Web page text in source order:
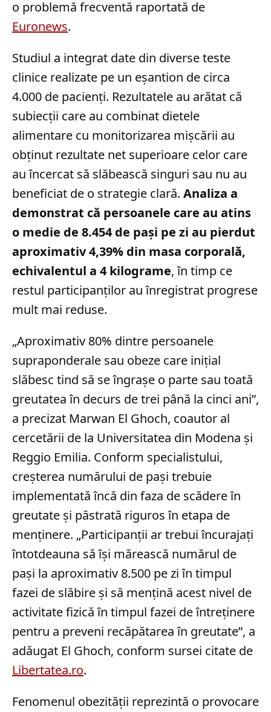
o problemă frecventă raportată de
Euronews.
Studiul a integrat date din diverse teste
clinice realizate pe un eșantion de circa
4.000 de pacienți. Rezultatele au arătat că
subiecții care au combinat dietele
alimentare cu monitorizarea mișcării au
obținut rezultate net superioare celor care
au încercat să slăbească singuri sau nu au
beneficiat de o strategie clară. Analiza a
demonstrat că persoanele care au atins
o medie de 8.454 de pași pe zi au pierdut
aproximativ 4,39% din masa corporală,
echivalentul a 4 kilograme, în timp ce
restul participanților au înregistrat progrese
mult mai reduse.
„Aproximativ 80% dintre persoanele
supraponderale sau obeze care inițial
slăbesc tind să se îngrașe o parte sau toată
greutatea în decurs de trei până la cinci ani”,
a precizat Marwan El Ghoch, coautor al
cercetării de la Universitatea din Modena și
Reggio Emilia. Conform specialistului,
creșterea numărului de pași trebuie
implementată încă din faza de scădere în
greutate și păstrată riguros în etapa de
menținere. „Participanții ar trebui încurajați
întotdeauna să își mărească numărul de
pași la aproximativ 8.500 pe zi în timpul
fazei de slăbire și să mențină acest nivel de
activitate fizică în timpul fazei de întreținere
pentru a preveni recăpătarea în greutate”, a
adăugat El Ghoch, conform sursei citate de
Libertatea.ro.
Fenomenul obezității reprezintă o provocare